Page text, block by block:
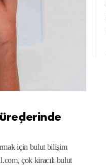
için bulut bilişim
çok kiracılı bulut